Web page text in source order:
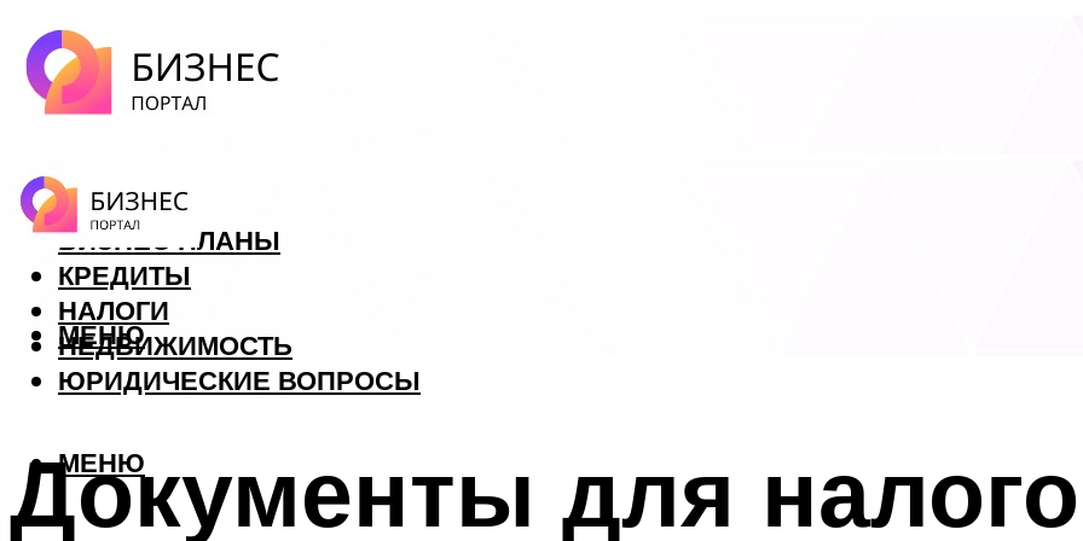
ФОРЕКС
БИЗНЕС ПЛАНЫ
КРЕДИТЫ
НАЛОГИ
НЕДВИЖИМОСТЬ
ЮРИДИЧЕСКИЕ ВОПРОСЫ
МЕНЮ
МЕНЮ
Документы для